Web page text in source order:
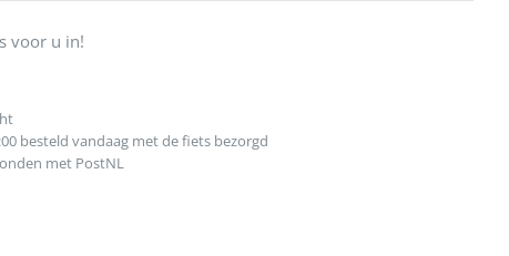
voor u in!
besteld vandaag met de fiets bezorgd
met PostNL